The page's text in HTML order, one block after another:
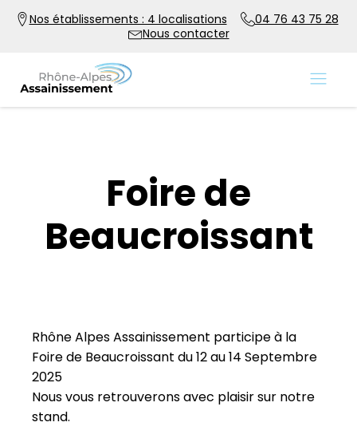
Nos établissements : 4 localisations
04 76 43 75 28
Nous contacter
Foire de
Beaucroissant
Rhône Alpes Assainissement participe à la
Foire de Beaucroissant du 12 au 14 Septembre
2025
Nous vous retrouverons avec plaisir sur notre
stand.